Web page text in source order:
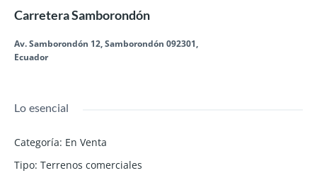
Carretera Samborondón
Av. Samborondón 12, Samborondón 092301,
Ecuador
Lo esencial
Categoría: En Venta
Tipo: Terrenos comerciales